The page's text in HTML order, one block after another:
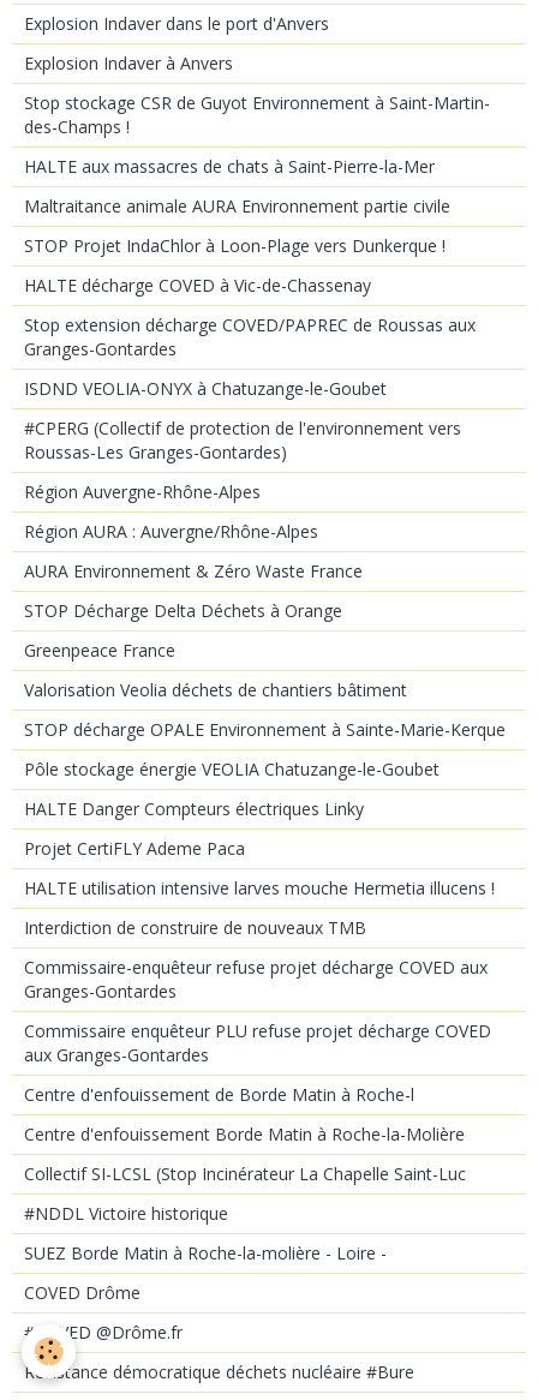
Explosion Indaver dans le port d'Anvers
Explosion Indaver à Anvers
Stop stockage CSR de Guyot Environnement à Saint-Martin-
des-Champs !
HALTE aux massacres de chats à Saint-Pierre-la-Mer
Maltraitance animale AURA Environnement partie civile
STOP Projet IndaChlor à Loon-Plage vers Dunkerque !
HALTE décharge COVED à Vic-de-Chassenay
Stop extension décharge COVED/PAPREC de Roussas aux
Granges-Gontardes
ISDND VEOLIA-ONYX à Chatuzange-le-Goubet
#CPERG (Collectif de protection de l'environnement vers
Roussas-Les Granges-Gontardes)
Région Auvergne-Rhône-Alpes
Région AURA : Auvergne/Rhône-Alpes
AURA Environnement & Zéro Waste France
STOP Décharge Delta Déchets à Orange
Greenpeace France
Valorisation Veolia déchets de chantiers bâtiment
STOP décharge OPALE Environnement à Sainte-Marie-Kerque
Pôle stockage énergie VEOLIA Chatuzange-le-Goubet
HALTE Danger Compteurs électriques Linky
Projet CertiFLY Ademe Paca
HALTE utilisation intensive larves mouche Hermetia illucens !
Interdiction de construire de nouveaux TMB
Commissaire-enquêteur refuse projet décharge COVED aux
Granges-Gontardes
Commissaire enquêteur PLU refuse projet décharge COVED
aux Granges-Gontardes
Centre d'enfouissement de Borde Matin à Roche-l
Centre d'enfouissement Borde Matin à Roche-la-Molière
Collectif SI-LCSL (Stop Incinérateur La Chapelle Saint-Luc
#NDDL Victoire historique
SUEZ Borde Matin à Roche-la-molière - Loire -
COVED Drôme
#COVED @Drôme.fr
Résistance démocratique déchets nucléaire #Bure